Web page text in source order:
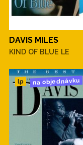
DAVIS MILES
KIND OF BLUE LE
lp na objednávku